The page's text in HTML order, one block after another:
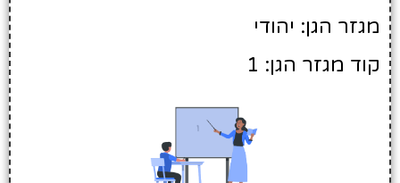
מגזר הגן: יהודי
קוד מגזר הגן: 1